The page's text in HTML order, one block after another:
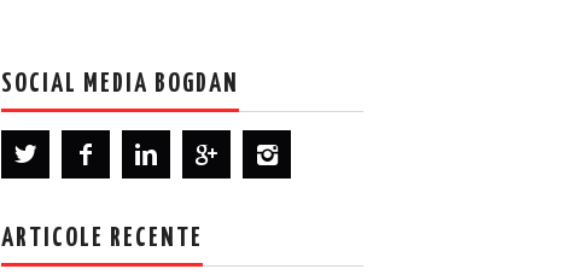
SOCIAL MEDIA BOGDAN
ARTICOLE RECENTE